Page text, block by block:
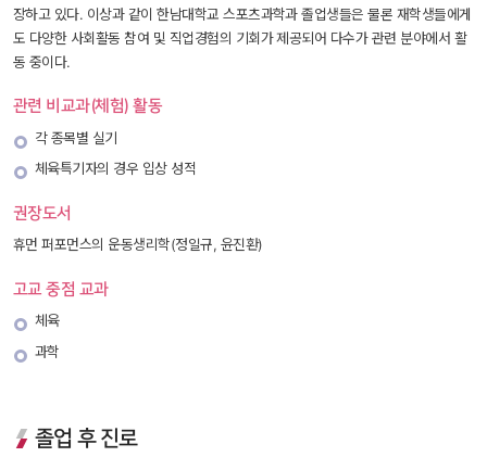
장하고 있다. 이상과 같이 한남대학교 스포츠과학과 졸업생들은 물론 재학생들에게
도 다양한 사회활동 참여 및 직업경험의 기회가 제공되어 다수가 관련 분야에서 활
동 중이다.
관련 비교과(체험) 활동
각 종목별 실기
체육특기자의 경우 입상 성적
권장도서
휴먼 퍼포먼스의 운동생리학(정일규, 윤진환)
고교 중점 교과
체육
과학
졸업 후 진로